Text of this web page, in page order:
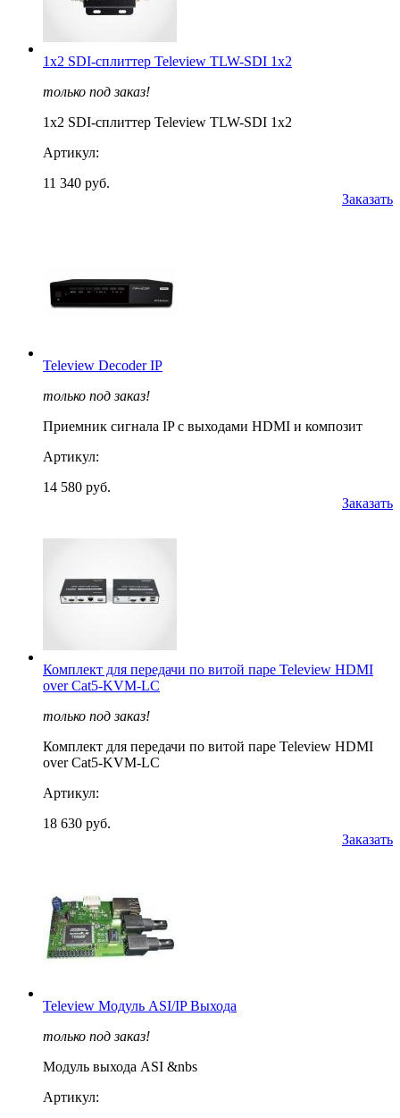
1x2 SDI-сплиттер Teleview TLW-SDI 1х2
только под заказ!
1x2 SDI-сплиттер Teleview TLW-SDI 1х2
Артикул:
11 340 руб.
Заказать
Teleview Decoder IP
только под заказ!
Приемник сигнала IP с выходами HDMI и композит
Артикул:
14 580 руб.
Заказать
Комплект для передачи по витой паре Teleview HDMI
over Cat5-KVM-LC
только под заказ!
Комплект для передачи по витой паре Teleview HDMI
over Cat5-KVM-LC
Артикул:
18 630 руб.
Заказать
Teleview Модуль ASI/IP Выхода
только под заказ!
Модуль выхода ASI &nbs
Артикул: